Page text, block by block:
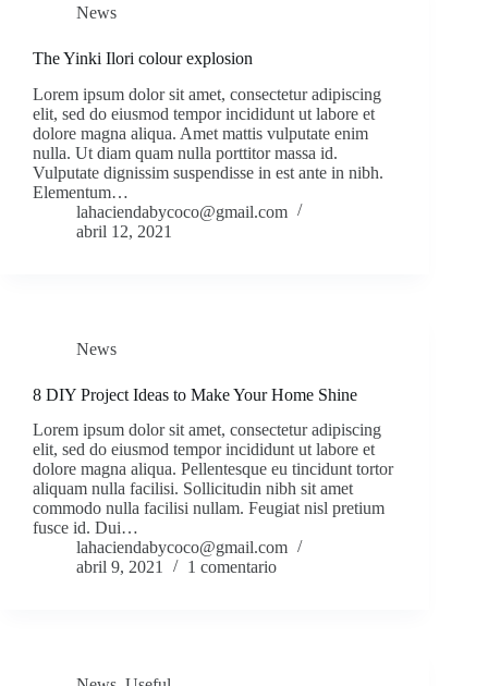
News
The Yinki Ilori colour explosion
Lorem ipsum dolor sit amet, consectetur adipiscing
elit, sed do eiusmod tempor incididunt ut labore et
dolore magna aliqua. Amet mattis vulputate enim
nulla. Ut diam quam nulla porttitor massa id.
Vulputate dignissim suspendisse in est ante in nibh.
Elementum…
lahaciendabycoco@gmail.com
abril 12, 2021
News
8 DIY Project Ideas to Make Your Home Shine
Lorem ipsum dolor sit amet, consectetur adipiscing
elit, sed do eiusmod tempor incididunt ut labore et
dolore magna aliqua. Pellentesque eu tincidunt tortor
aliquam nulla facilisi. Sollicitudin nibh sit amet
commodo nulla facilisi nullam. Feugiat nisl pretium
fusce id. Dui…
lahaciendabycoco@gmail.com
abril 9, 2021
1 comentario